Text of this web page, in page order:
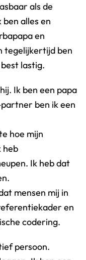
als de
alles en
en
tegelijkertijd ben
lastig.
Ik ben een papa
ben ik een
hoe mijn
heb
Ik heb dat
mensen mij in
en
codering.
persoon.